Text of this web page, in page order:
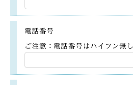
電話番号
ご注意：電話番号はハイフン無